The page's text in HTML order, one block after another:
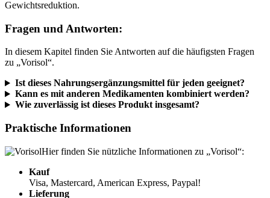
zu „Vorisol“.
Kann es mit anderen Medikamenten kombiniert werden?
Wie zuverlässig ist dieses Produkt insgesamt?
Visa, Mastercard, American Express, Paypal!
Lieferung
30 Tage!